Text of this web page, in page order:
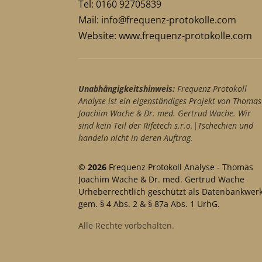
Tel: 0160 92705839
Mail: info@frequenz-protokolle.com
Website:www.frequenz-protokolle.com
Unabhängigkeitshinweis: Frequenz Protokoll
Analyse ist ein eigenständiges Projekt von Thomas
Joachim Wache & Dr. med. Gertrud Wache. Wir
sind kein Teil der Rifetech s.r.o.|Tschechien und
handeln nicht in deren Auftrag.
© 2026 Frequenz Protokoll Analyse - Thomas
Joachim Wache & Dr. med. Gertrud Wache
Urheberrechtlich geschützt als
gem. § 4 Abs. 2 & § 87a Abs. 1 UrhG.
Alle Rechte vorbehalten.